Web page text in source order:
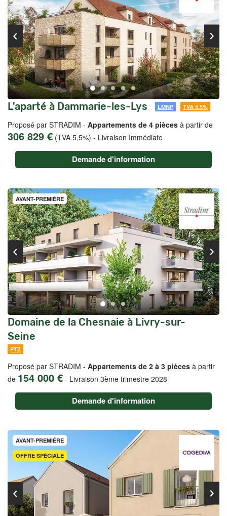
L'aparté à Dammarie-les-Lys LMNP TVA 5.5%
Proposé par STRADIM - Appartements de 4 pièces à partir de
306 829 € (TVA 5,5%) - Livraison Immédiate
Demande d'information
AVANT-PREMIÈRE
Domaine de la Chesnaie à Livry-sur-
Seine
PTZ
Proposé par STRADIM - Appartements de 2 à 3 pièces à partir
de 154 000 € - Livraison 3ème trimestre 2028
Demande d'information
OFFRE SPÉCIALE
AVANT-PREMIÈRE